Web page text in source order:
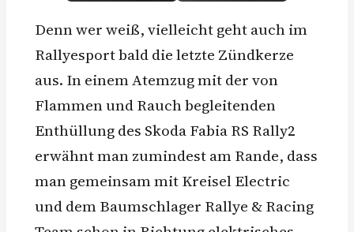
Denn wer weiß, vielleicht geht auch im
Rallyesport bald die letzte Zündkerze
aus. In einem Atemzug mit der von
Flammen und Rauch begleitenden
Enthüllung des Skoda Fabia RS Rally2
erwähnt man zumindest am Rande, dass
man gemeinsam mit Kreisel Electric
und dem Baumschlager Rallye & Racing